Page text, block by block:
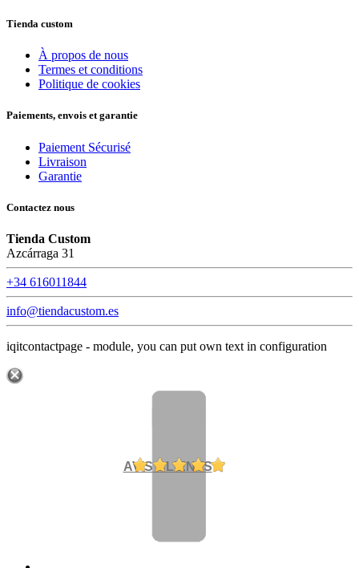
Tienda custom
À propos de nous
Termes et conditions
Politique de cookies
Paiements, envois et garantie
Paiement Sécurisé
Livraison
Garantie
Contactez nous
Tienda Custom
Azcárraga 31
+34 616011844
info@tiendacustom.es
iqitcontactpage - module, you can put own text in configuration
AVIS CLIENTS